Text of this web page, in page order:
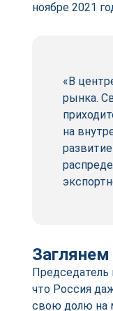
ноябре 2021
«В
рынка.
на
что Россия
свою долю на